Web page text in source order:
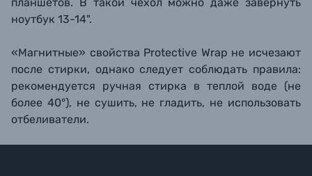
ноутбук 13-14".
«Магнитные» свойства Protective Wrap не исчезают
после стирки, однако следует соблюдать правила:
рекомендуется ручная стирка в теплой воде (не
более 40°), не сушить, не гладить, не использовать
отбеливатели.